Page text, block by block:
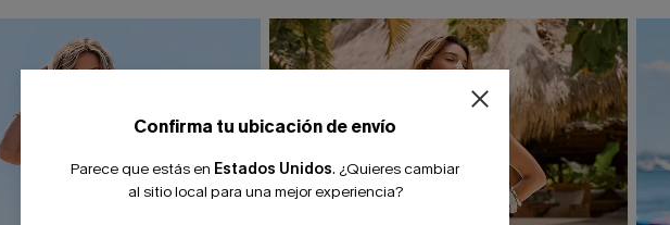
Confirma tu ubicación de envío
Parece que estás en Estados Unidos. ¿Quieres cambiar
al sitio local para una mejor experiencia?
-10% extra sin compra mínima